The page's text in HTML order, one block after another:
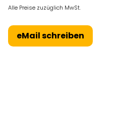
Alle Preise zuzüglich MwSt.
eMail schreiben